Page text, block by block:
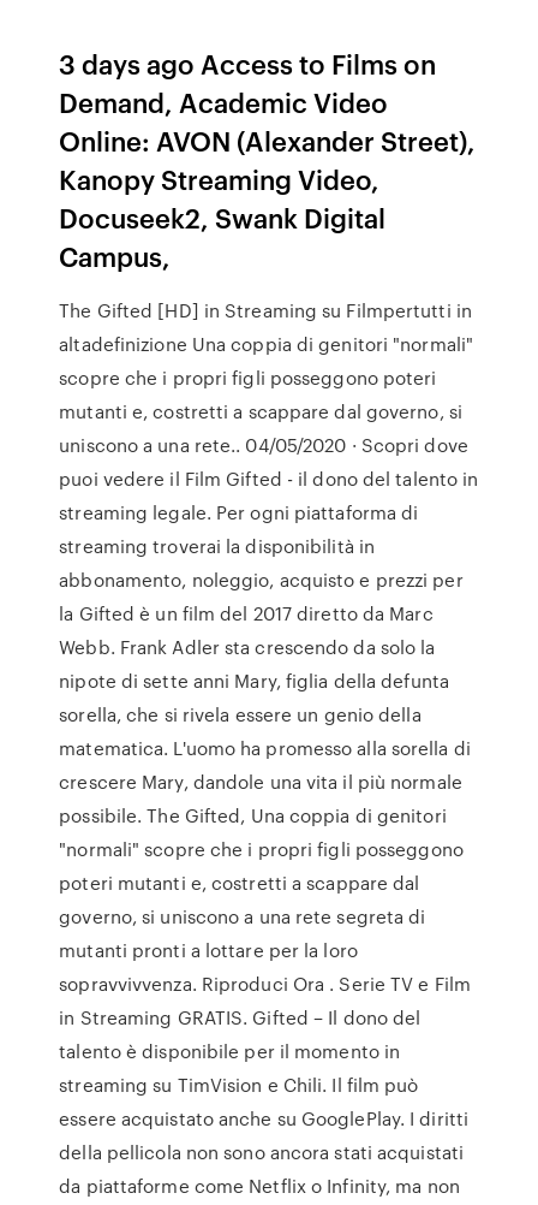
3 days ago Access to Films on
Demand, Academic Video
Online: AVON (Alexander Street),
Kanopy Streaming Video,
Docuseek2, Swank Digital
Campus,
The Gifted [HD] in Streaming su Filmpertutti in
altadefinizione Una coppia di genitori "normali"
scopre che i propri figli posseggono poteri
mutanti e, costretti a scappare dal governo, si
uniscono a una rete.. 04/05/2020 · Scopri dove
puoi vedere il Film Gifted - il dono del talento in
streaming legale. Per ogni piattaforma di
streaming troverai la disponibilità in
abbonamento, noleggio, acquisto e prezzi per
la Gifted è un film del 2017 diretto da Marc
Webb. Frank Adler sta crescendo da solo la
nipote di sette anni Mary, figlia della defunta
sorella, che si rivela essere un genio della
matematica. L'uomo ha promesso alla sorella di
crescere Mary, dandole una vita il più normale
possibile. The Gifted, Una coppia di genitori
"normali" scopre che i propri figli posseggono
poteri mutanti e, costretti a scappare dal
governo, si uniscono a una rete segreta di
mutanti pronti a lottare per la loro
sopravvivvenza. Riproduci Ora . Serie TV e Film
in Streaming GRATIS. Gifted – Il dono del
talento è disponibile per il momento in
streaming su TimVision e Chili. Il film può
essere acquistato anche su GooglePlay. I diritti
della pellicola non sono ancora stati acquistati
da piattaforme come Netflix o Infinity, ma non